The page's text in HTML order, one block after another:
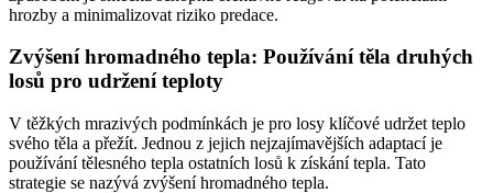
hrozby a minimalizovat riziko predace.
Zvýšení hromadného tepla: Používání těla druhých
losů pro udržení teploty
V těžkých mrazivých podmínkách je pro losy klíčové udržet teplo
svého těla a přežít. Jednou z jejich nejzajímavějších adaptací je
používání tělesného tepla ostatních losů k získání tepla. Tato
strategie se nazývá zvýšení hromadného tepla.